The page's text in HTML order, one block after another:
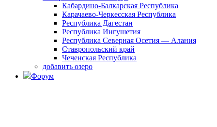
Кабардино-Балкарская Республика
Карачаево-Черкесская Республика
Республика Дагестан
Республика Ингушетия
Республика Северная Осетия — Алания
Ставропольский край
Чеченская Республика
добавить озеро
Форум